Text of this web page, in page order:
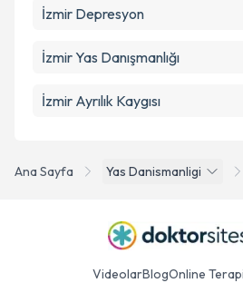
Ana Sayfa Yas Danismanligi
İzmir Depresyon
İzmir Yas Danışmanlığı
İzmir Ayrılık Kaygısı
VideolarBlogOnline Terapi